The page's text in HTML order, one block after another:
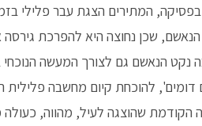
המתירים הצגת עבר פלילי
שכן נחוצה היא להפרכת גירסה
דומים', להוכחת קיום מחשבה